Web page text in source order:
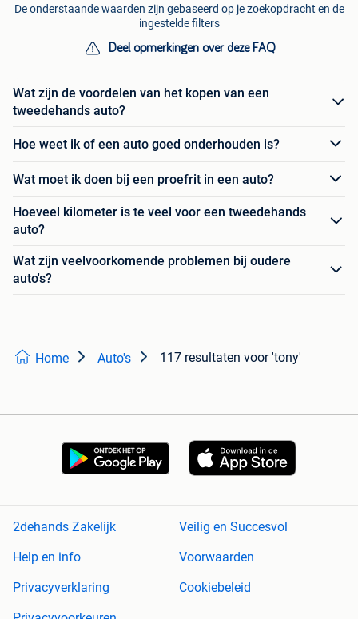
De onderstaande waarden zijn gebaseerd op je zoekopdracht en de
ingestelde filters
Deel opmerkingen over deze FAQ
Wat zijn de voordelen van het kopen van een
tweedehands auto?
Hoe weet ik of een auto goed onderhouden is?
Wat moet ik doen bij een proefrit in een auto?
Hoeveel kilometer is te veel voor een tweedehands
auto?
Wat zijn veelvoorkomende problemen bij oudere
auto's?
Home Auto's 117 resultaten voor 'tony'
2dehands Zakelijk
Veilig en Succesvol
Help en info
Voorwaarden
Privacyverklaring
Cookiebeleid